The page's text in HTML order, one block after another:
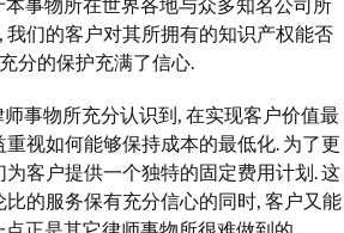
们的客户对其所拥有的知识产权能否
分的保护充满了信心.
师事物所充分认识到, 在实现客户价值最
视如何能够保持成本的最低化. 为了更
客户提供一个独特的固定费用计划. 这
的服务保有充分信心的同时, 客户又能